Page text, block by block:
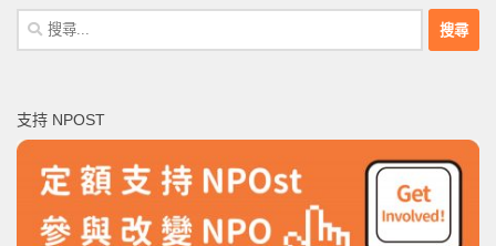
搜
尋
字:
支持 NPOST